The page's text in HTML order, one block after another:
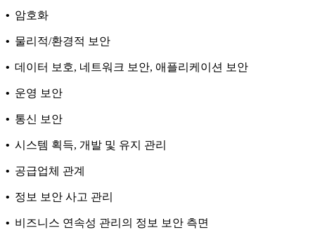
• 암호화
• 물리적/환경적 보안
• 데이터 보호, 네트워크 보안, 애플리케이션 보안
• 운영 보안
• 통신 보안
• 시스템 획득, 개발 및 유지 관리
• 공급업체 관계
• 정보 보안 사고 관리
• 비즈니스 연속성 관리의 정보 보안 측면